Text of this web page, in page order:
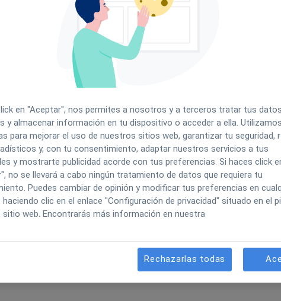
de ingresos, gastos y balance derivado. En Clinic
a tiempo real, además podrás dividir tus ingresos
etc.
el estado financiero mensual de tu clínica.
los pagos a proveedores. Elsoftware de Clinic Cloud te
desglose por proveedor, y el histórico de gasto.
y relativos es imprescindible. No solo podemos optimizar
el gasto en proveedores.
gasto por cada uno de los servicios que ofreces en tu clínica.
Al
por
en "Aceptar", nos permites a nosotros y a terceros tratar tus datos
y almacenar información en tu dispositivo o acceder a ella.
para mejorar el uso de nuestros sitios web, garantizar tu seguridad,
y, con tu consentimiento, adaptar nuestros servicios a tus
y mostrarte publicidad acorde con tus preferencias. Si haces click
no se llevará a cabo ningún tratamiento de datos que requiera tu
Puedes cambiar de opinión y modificar tus preferencias en
clic en el enlace "Configuración de privacidad" situado en el
sitio web. Encontrarás más información en nuestra
Rechazarlas todas